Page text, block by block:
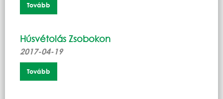
Tovább
Húsvétolás Zsobokon
2017-04-19
Tovább